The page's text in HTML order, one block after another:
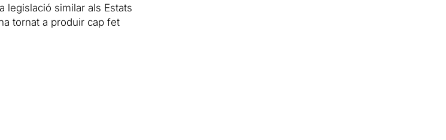
legislació similar als Estats
tornat a produir cap fet